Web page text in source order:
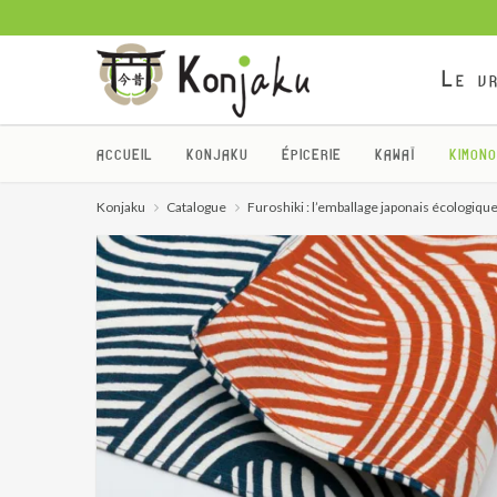
Le
ACCUEIL KONJAKU ÉPICERIE KAWAÏ
Konjaku Catalogue Furoshiki : l’emballage japonais écologique